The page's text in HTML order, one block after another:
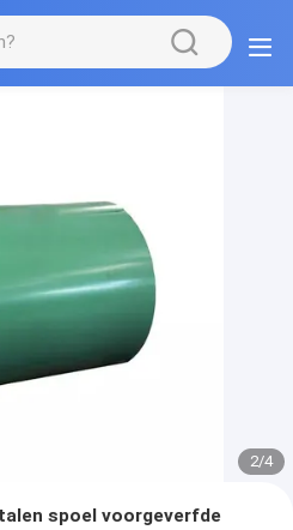
2/4
spoel voorgeverfde